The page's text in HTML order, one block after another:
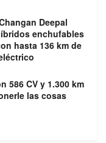
Deepal
enchufables
hasta 136 km de
586 CV y 1.300 km
las cosas